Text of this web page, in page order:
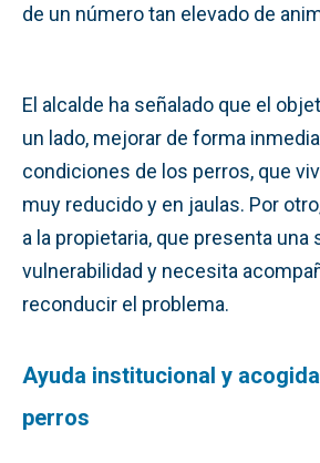
de un número tan elevado de
El alcalde ha señalado que el
un lado, mejorar de forma
condiciones de los perros, que
muy reducido y en jaulas. Por
a la propietaria, que presenta una
vulnerabilidad y necesita
reconducir el problema.
Ayuda institucional y
perros